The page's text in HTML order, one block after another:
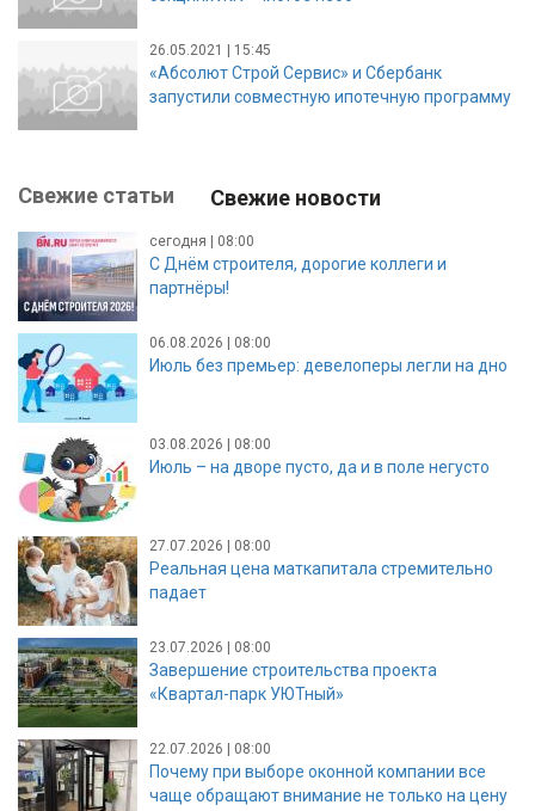
26.05.2021 | 15:45
«Абсолют Строй Сервис» и Сбербанк
запустили совместную ипотечную программу
Свежие статьи Свежие новости
сегодня | 08:00
С Днём строителя, дорогие коллеги и
партнёры!
06.08.2026 | 08:00
Июль без премьер: девелоперы легли на дно
03.08.2026 | 08:00
Июль – на дворе пусто, да и в поле негусто
27.07.2026 | 08:00
Реальная цена маткапитала стремительно
падает
23.07.2026 | 08:00
Завершение строительства проекта
«Квартал-парк УЮТный»
22.07.2026 | 08:00
Почему при выборе оконной компании все
чаще обращают внимание не только на цену